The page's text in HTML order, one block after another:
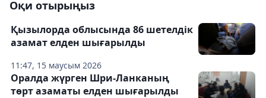
Оқи отырыңыз
11:47, 15 маусым 2026
Қызылорда облысында 86 шетелдік
азамат елден шығарылды
Оралда жүрген Шри-Ланканың
төрт азаматы елден шығарылды